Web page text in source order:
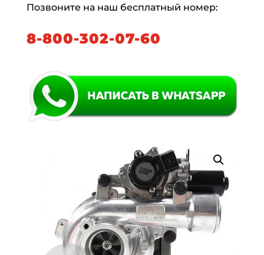
Позвоните на наш бесплатный номер:
8-800-302-07-60